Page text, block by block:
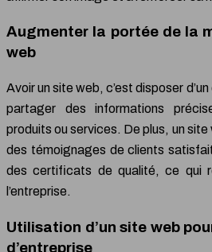
Augmenter la portée de la
web
Avoir un site web, c’est disposer
partager des informations
produits ou services. De plus, un
des témoignages de clients
des certificats de qualité, ce qui
l’entreprise.
Utilisation d’un site web
d’entreprise